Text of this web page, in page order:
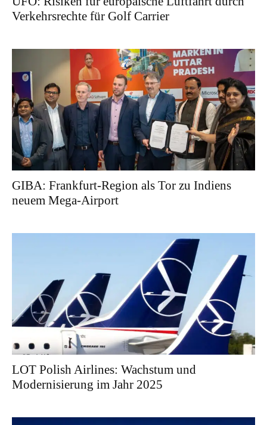
Verkehrsrechte für Golf Carrier
GIBA: Frankfurt-Region als Tor zu Indiens
neuem Mega-Airport
LOT Polish Airlines: Wachstum und
Modernisierung im Jahr 2025